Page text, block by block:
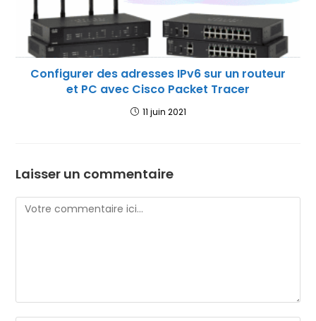
Configurer des adresses IPv6 sur un routeur
et PC avec Cisco Packet Tracer
11 juin 2021
Laisser un commentaire
Comment